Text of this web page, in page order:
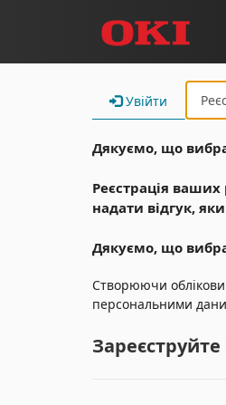
Увійти
Дякуємо, що
Реєстрація
надати відгук,
Дякуємо, що
Створюючи
персональними